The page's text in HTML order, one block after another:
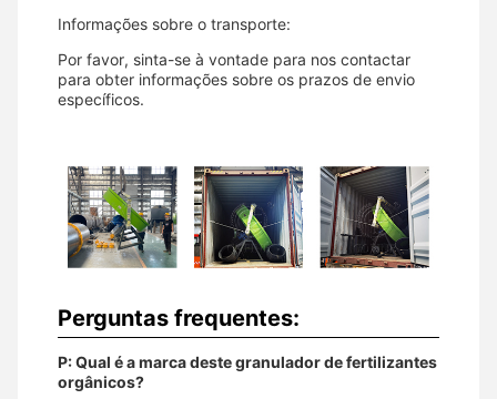
Informações sobre o transporte:
Por favor, sinta-se à vontade para nos contactar
para obter informações sobre os prazos de envio
específicos.
Perguntas frequentes:
P: Qual é a marca deste granulador de fertilizantes
orgânicos?